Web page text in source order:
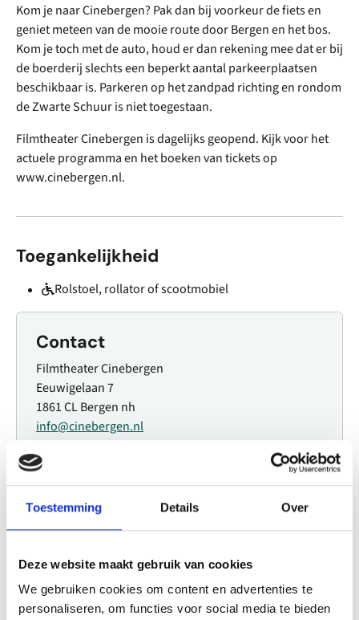
Toestemming Details Over
Deze website maakt gebruik van cookies
We gebruiken cookies om content en advertenties te
personaliseren, om functies voor social media te bieden
Kom je naar Cinebergen? Pak dan bij voorkeur de fiets en
geniet meteen van de mooie route door Bergen en het bos.
Kom je toch met de auto, houd er dan rekening mee dat er bij
de boerderij slechts een beperkt aantal parkeerplaatsen
beschikbaar is. Parkeren op het zandpad richting en rondom
de Zwarte Schuur is niet toegestaan.
Filmtheater Cinebergen is dagelijks geopend. Kijk voor het
actuele programma en het boeken van tickets op
www.cinebergen.nl.
Toegankelijkheid
Rolstoel, rollator of scootmobiel
Contact
Filmtheater Cinebergen
Eeuwigelaan 7
1861 CL Bergen nh
info@cinebergen.nl
072 581 5914
Plan jouw route
Openingstijden
Maandag13:30 - 21:00
Dinsdag 13:30 - 21:00